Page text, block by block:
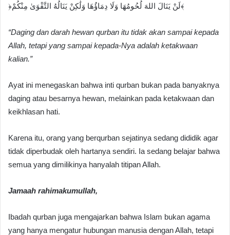
﴿لَنْ يَنَالَ اللهَ لُحُومُهَا وَلَا دِمَاؤُهَا وَلَٰكِنْ يَنَالُهُ التَّقْوَىٰ مِنْكُمْ﴾
“Daging dan darah hewan qurban itu tidak akan sampai kepada
Allah, tetapi yang sampai kepada-Nya adalah ketakwaan
kalian.”
Ayat ini menegaskan bahwa inti qurban bukan pada banyaknya
daging atau besarnya hewan, melainkan pada ketakwaan dan
keikhlasan hati.
Karena itu, orang yang berqurban sejatinya sedang dididik agar
tidak diperbudak oleh hartanya sendiri. Ia sedang belajar bahwa
semua yang dimilikinya hanyalah titipan Allah.
Jamaah rahimakumullah,
Ibadah qurban juga mengajarkan bahwa Islam bukan agama
yang hanya mengatur hubungan manusia dengan Allah, tetapi